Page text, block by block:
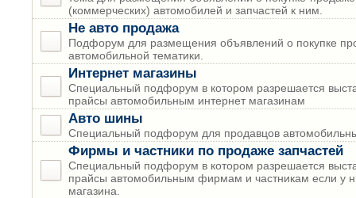
(коммерческих) автомобилей и запчастей к ним.
Не авто продажа
Подфорум для размещения объявлений о покупке
автомобильной тематики.
Интернет магазины
Специальный подфорум в котором разрешается
прайсы автомобильным интернет магазинам
Авто шины
Специальный подфорум для продавцов
Фирмы и частники по продаже запчастей
Специальный подфорум в котором разрешается
прайсы автомобильным фирмам и частникам если у
магазина.